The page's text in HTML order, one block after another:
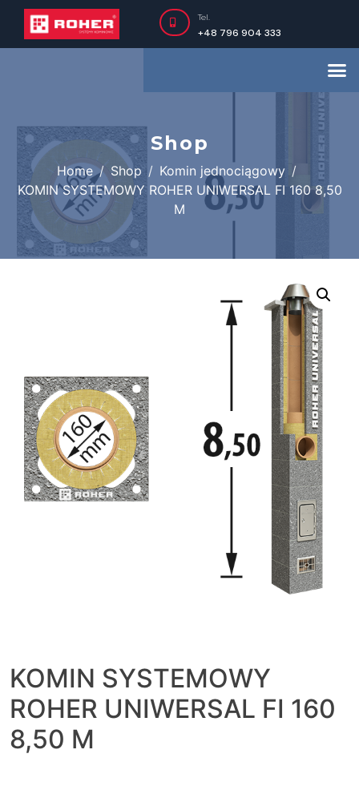
+48 796 904 333
Tel.
Shop
Home Shop
Komin jednociągowy
KOMIN SYSTEMOWY ROHER UNIWERSAL FI 160 8,50
M
KOMIN SYSTEMOWY
ROHER UNIWERSAL FI 160
8,50 M